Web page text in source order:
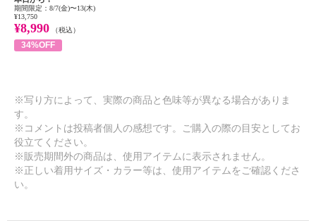
期間限定：8/7(金)〜13(木)
¥13,750
¥8,990 （税込）
34%OFF
※写り方によって、実際の商品と色味等が異なる場合がありま
す。
※コメントは投稿者個人の感想です。ご購入の際の目安としてお
役立てください。
※販売期間外の商品は、使用アイテムに表示されません。
※正しい着用サイズ・カラー等は、使用アイテムをご確認くださ
い。